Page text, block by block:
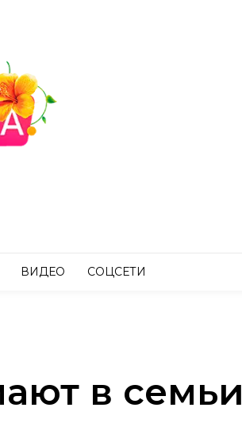
ВИДЕО СОЦСЕТИ
в семьи